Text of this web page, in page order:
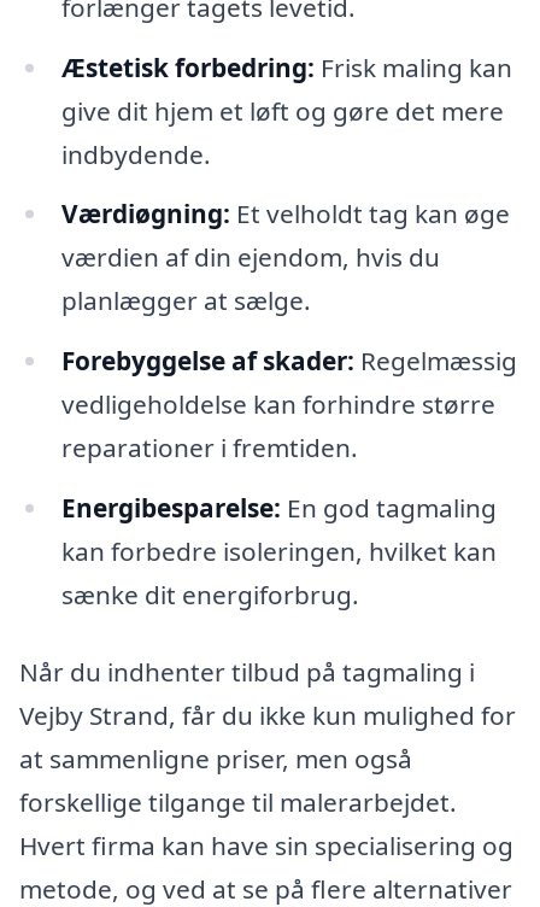
forlænger tagets levetid.
Æstetisk forbedring: Frisk maling kan
give dit hjem et løft og gøre det mere
indbydende.
Værdiøgning: Et velholdt tag kan øge
værdien af din ejendom, hvis du
planlægger at sælge.
Forebyggelse af skader: Regelmæssig
vedligeholdelse kan forhindre større
reparationer i fremtiden.
Energibesparelse: En god tagmaling
kan forbedre isoleringen, hvilket kan
sænke dit energiforbrug.
Når du indhenter tilbud på tagmaling i
Vejby Strand, får du ikke kun mulighed for
at sammenligne priser, men også
forskellige tilgange til malerarbejdet.
Hvert firma kan have sin specialisering og
metode, og ved at se på flere alternativer